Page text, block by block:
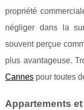
propriété
négliger dans la
souvent perçue
plus avantageuse.
Cannes pour toutes
Appartements